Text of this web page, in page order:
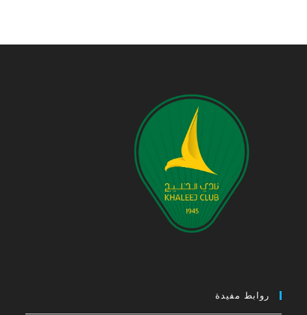
روابط مفيدة